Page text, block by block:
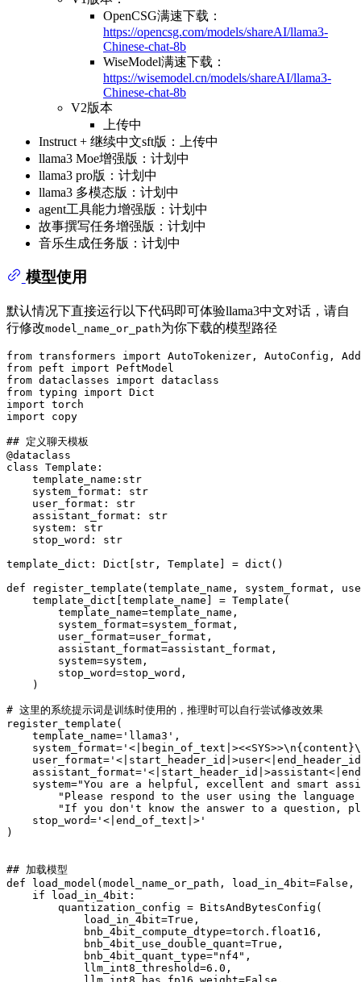
OpenCSG满速下载：
https://opencsg.com/models/shareAI/llama3-
Chinese-chat-8b
WiseModel满速下载：
https://wisemodel.cn/models/shareAI/llama3-
Chinese-chat-8b
V2版本
上传中
Instruct + 继续中文sft版：上传中
llama3 Moe增强版：计划中
llama3 pro版：计划中
llama3 多模态版：计划中
agent工具能力增强版：计划中
故事撰写任务增强版：计划中
音乐生成任务版：计划中
模型使用
默认情况下直接运行以下代码即可体验llama3中文对话，请自
行修改model_name_or_path为你下载的模型路径
from transformers import AutoTokenizer, AutoConfig,
from peft import PeftModel
from dataclasses import dataclass
from typing import Dict
import torch
import copy
## 定义聊天模板
@dataclass
class Template:
    template_name:str
    system_format: str
    user_format: str
    assistant_format: str
    system: str
    stop_word: str
template_dict: Dict[str, Template] = dict()
def register_template(template_name, system_format,
    template_dict[template_name] = Template(
        template_name=template_name,
        system_format=system_format,
        user_format=user_format,
        assistant_format=assistant_format,
        system=system,
        stop_word=stop_word,
    )
# 这里的系统提示词是训练时使用的，推理时可以自行尝试修改效果
register_template(
    template_name='llama3',
system="You are a helpful, excellent and smart
"Please respond to the user using the
"If you don't know the answer to a question,
    stop_word='<|end_of_text|>'
)
## 加载模型
def load_model(model_name_or_path, load_in_4bit=False,
    if load_in_4bit:
        quantization_config = BitsAndBytesConfig(
            load_in_4bit=True,
            bnb_4bit_compute_dtype=torch.float16,
            bnb_4bit_use_double_quant=True,
            bnb_4bit_quant_type="nf4",
            llm_int8_threshold=6.0,